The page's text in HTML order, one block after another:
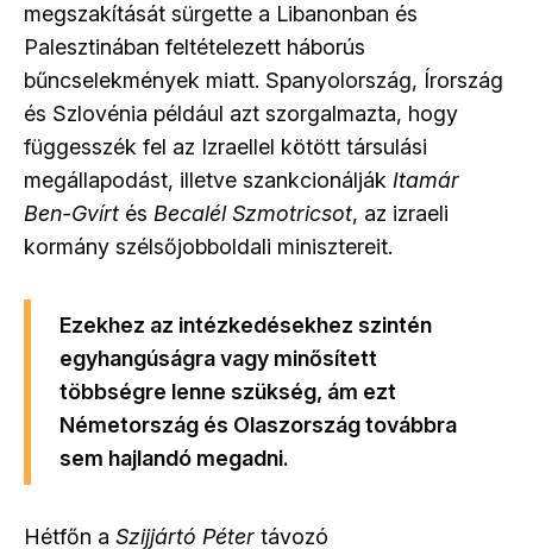
megszakítását sürgette a Libanonban és
Palesztinában feltételezett háborús
bűncselekmények miatt. Spanyolország, Írország
és Szlovénia például azt szorgalmazta, hogy
függesszék fel az Izraellel kötött társulási
megállapodást, illetve szankcionálják Itamár
Ben-Gvírt és Becalél Szmotricsot, az izraeli
kormány szélsőjobboldali minisztereit.
Ezekhez az intézkedésekhez szintén
egyhangúságra vagy minősített
többségre lenne szükség, ám ezt
Németország és Olaszország továbbra
sem hajlandó megadni.
Hétfőn a Szijjártó Péter távozó